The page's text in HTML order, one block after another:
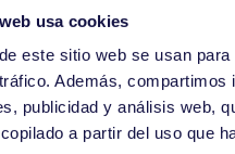
usa cookies
este sitio web se usan
Además,
publicidad y análisis web,
a partir del uso que